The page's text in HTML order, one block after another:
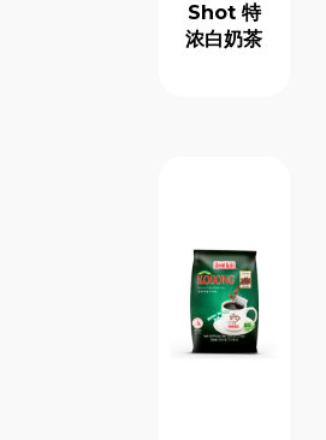
Shot 特
浓白奶茶